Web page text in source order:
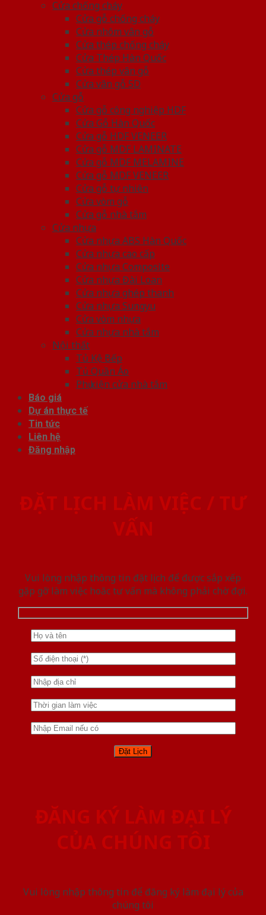
Cửa chống cháy
Cửa gỗ chống cháy
Cửa nhôm vân gỗ
Cửa thép chống cháy
Cửa Thép Hàn Quốc
Cửa thép vân gỗ
Cửa vân gỗ 5D
Cửa gỗ
Cửa gỗ công nghiệp HDF
Cửa Gỗ Hàn Quốc
Cửa gỗ HDF VENEER
Cửa gỗ MDF LAMINATE
Cửa gỗ MDF MELAMINE
Cửa gỗ MDF VENEER
Cửa gỗ tự nhiên
Cửa vòm gỗ
Cửa gỗ nhà tắm
Cửa nhựa
Cửa nhựa ABS Hàn Quốc
Cửa nhựa cao cấp
Cửa nhựa Composite
Cửa nhựa Đài Loan
Cửa nhựa ghép thanh
Cửa nhựa Sungyu
Cửa vòm nhựa
Cửa nhựa nhà tắm
Nội thất
Tủ Kệ Bếp
Tủ Quần Áo
Phụ kiện cửa nhà tắm
Báo giá
Dự án thực tế
Tin tức
Liên hệ
Đăng nhập
ĐẶT LỊCH LÀM VIỆC / TƯ
VẤN
Vui lòng nhập thông tin đặt lịch để được sắp xếp
gặp gỡ làm việc hoăc tư vấn mà không phải chờ đợi.
ĐĂNG KÝ LÀM ĐẠI LÝ
CỦA CHÚNG TÔI
Vui lòng nhập thông tin để đăng ký làm đại lý của
chúng tôi